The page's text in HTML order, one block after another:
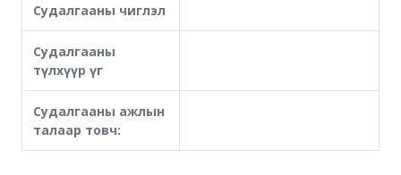
Судалгааны чиглэл
Судалгааны
түлхүүр үг
Судалгааны ажлын
талаар товч: